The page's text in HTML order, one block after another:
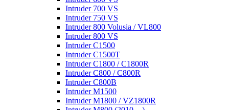
Intruder 700 VS
Intruder 750 VS
Intruder 800 Volusia / VL800
Intruder 800 VS
Intruder C1500
Intruder C1500T
Intruder C1800 / C1800R
Intruder C800 / C800R
Intruder C800B
Intruder M1500
Intruder M1800 / VZ1800R